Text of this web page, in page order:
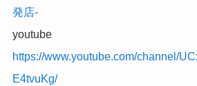
発店-
youtube
https://www.youtube.com/channel/
E4tvuKg/